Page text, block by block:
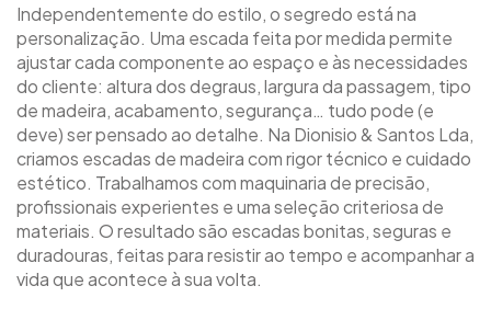
Independentemente do estilo, o segredo está na
personalização. Uma escada feita por medida permite
ajustar cada componente ao espaço e às necessidades
do cliente: altura dos degraus, largura da passagem, tipo
de madeira, acabamento, segurança… tudo pode (e
deve) ser pensado ao detalhe. Na Dionisio & Santos Lda,
criamos escadas de madeira com rigor técnico e cuidado
estético. Trabalhamos com maquinaria de precisão,
profissionais experientes e uma seleção criteriosa de
materiais. O resultado são escadas bonitas, seguras e
duradouras, feitas para resistir ao tempo e acompanhar a
vida que acontece à sua volta.